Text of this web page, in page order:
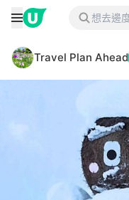
Travel Plan Ahead